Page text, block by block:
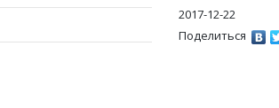
2017-12-22
Поделиться